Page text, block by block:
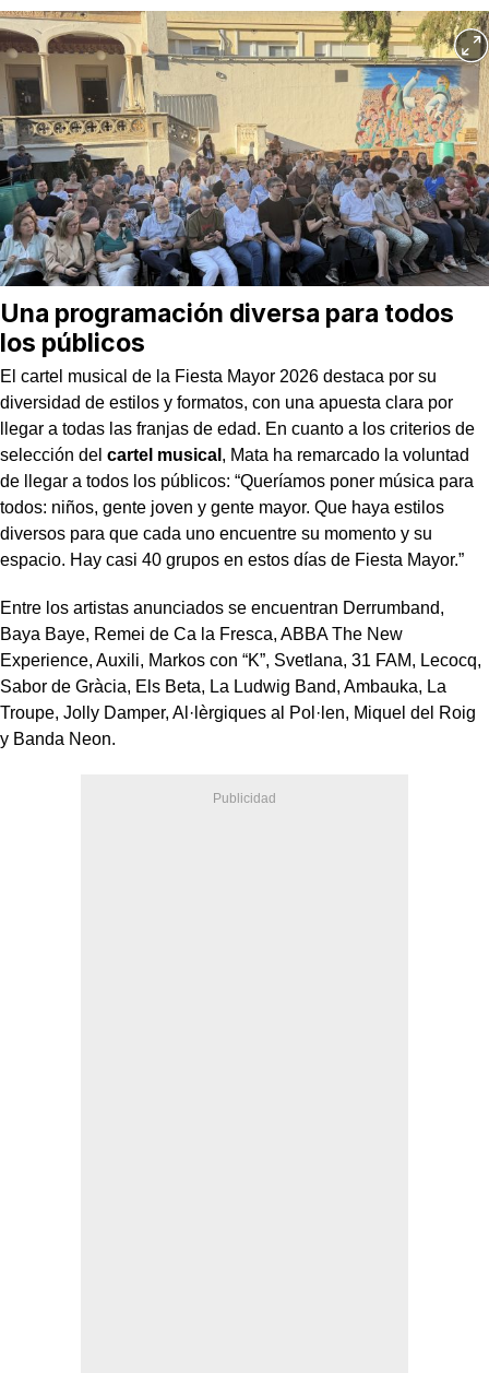
Una programación diversa para todos
los públicos
El cartel musical de la Fiesta Mayor 2026 destaca por su
diversidad de estilos y formatos, con una apuesta clara por
llegar a todas las franjas de edad. En cuanto a los criterios de
selección del cartel musical , Mata ha remarcado la voluntad
de llegar a todos los públicos: “Queríamos poner música para
todos: niños, gente joven y gente mayor. Que haya estilos
diversos para que cada uno encuentre su momento y su
espacio. Hay casi 40 grupos en estos días de Fiesta Mayor.”
Entre los artistas anunciados se encuentran Derrumband,
Baya Baye, Remei de Ca la Fresca, ABBA The New
Experience, Auxili, Markos con “K”, Svetlana, 31 FAM, Lecocq,
Sabor de Gràcia, Els Beta, La Ludwig Band, Ambauka, La
Troupe, Jolly Damper, Al·lèrgiques al Pol·len, Miquel del Roig
y Banda Neon.